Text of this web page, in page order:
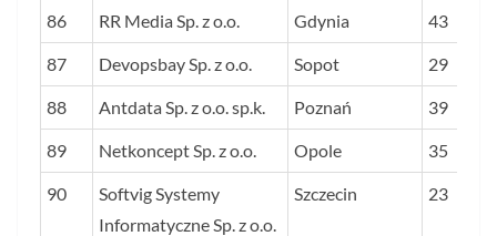
86 RR Media Sp. z o.o. Gdynia 43
87 Devopsbay Sp. z o.o. Sopot 29
88 Antdata Sp. z o.o. sp.k. Poznań 39
89 Netkoncept Sp. z o.o. Opole 35
90
Softvig Systemy
Informatyczne Sp. z o.o.
Szczecin 23